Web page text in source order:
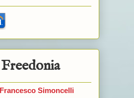
Francesco Simoncelli